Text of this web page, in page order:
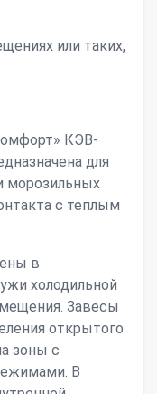
или таких,
КЭВ-
для
морозильных
с теплым
в
холодильной
Завесы
открытого
зоны с
В